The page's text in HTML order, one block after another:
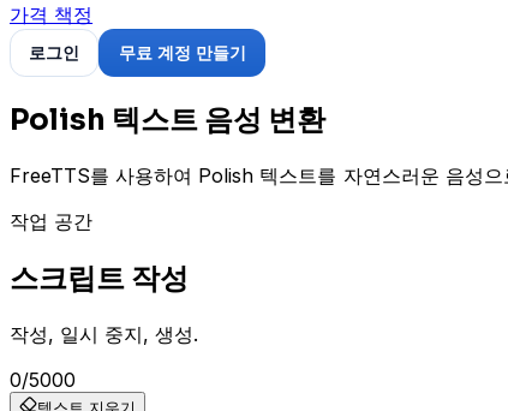
가격 책정
로그인 무료 계정 만들기
Polish 텍스트 음성 변환
FreeTTS를 사용하여 Polish 텍스트를 자연스러운 음성
작업 공간
스크립트 작성
작성, 일시 중지, 생성.
0/5000